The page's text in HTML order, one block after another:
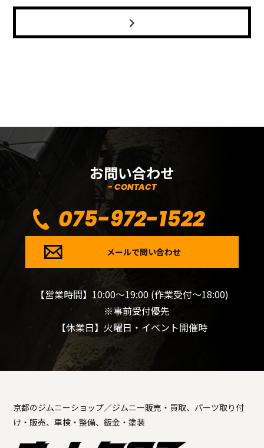
お問い合わせ
- CONTACT
075-972-1522
メールで問い合わせ
【営業時間】10:00～19:00 (作業受付～18:00)
※事前受付優先
【休業日】火曜日・イベント開催時
京都のジムニーショップ／ジムニー販売・買取、パーツ取り付
け・販売、車検・整備、鈑金・塗装